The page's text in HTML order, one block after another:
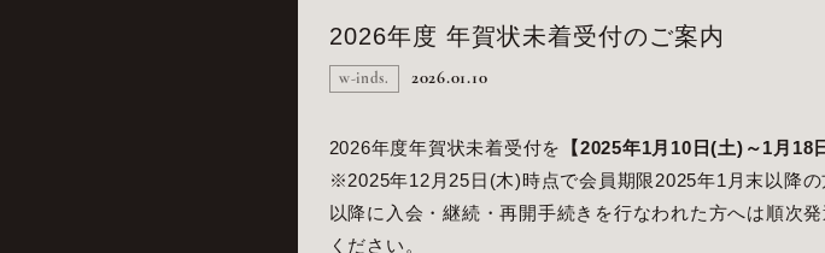
2026年度 年賀状未着受付のご案内
w-inds. 2026.01.10
2026年度年賀状未着受付を 【2025年1月10日(土)～1月18
※2025年12月25日(木)時点で会員期限2025年1月末以降
以降に入会・継続・再開手続きを行なわれた方へは順次
ください。